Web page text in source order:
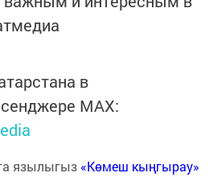
в
MАХ:
язылыгыз «Көмеш кыңгырау»